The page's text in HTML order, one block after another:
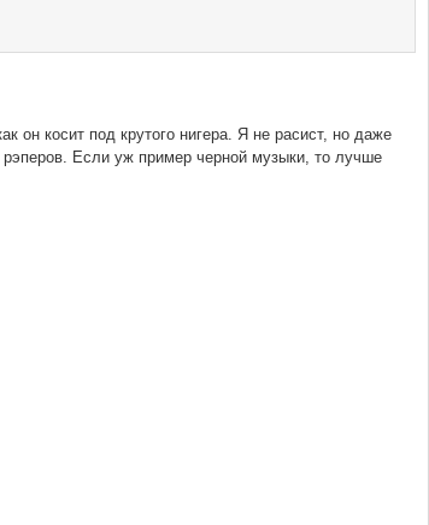
он косит под крутого нигера. Я не расист, но даже
Если уж пример черной музыки, то лучше